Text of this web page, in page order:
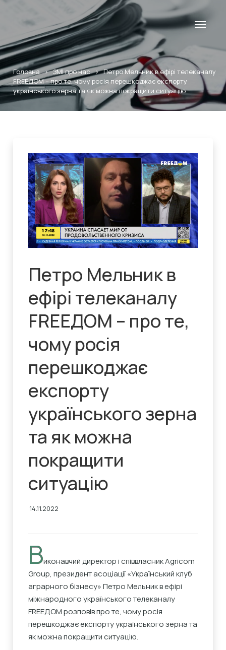
Головна>ЗМІ про нас>Петро Мельник в ефірі телеканалу
FREEДOM – про те, чому росія перешкоджає експорту
українського зерна та як можна покращити ситуацію
Петро Мельник в
ефірі телеканалу
FREEДOM – про те,
чому росія
перешкоджає
експорту
українського зерна
та як можна
покращити
ситуацію
14.11.2022
Виконавчий директор і співвласник Agricom
Group, президент асоціації «Український клуб
аграрного бізнесу»Петро Мельникв ефірі
міжнародного українського телеканалу
FREEДOM розповів про те, чому росія
перешкоджає експорту українського зерна та
як можна покращити ситуацію.